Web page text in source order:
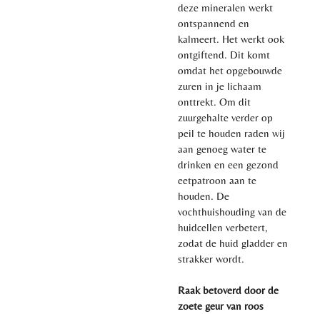
deze mineralen werkt
ontspannend en
kalmeert. Het werkt ook
ontgiftend. Dit komt
omdat het opgebouwde
zuren in je lichaam
onttrekt. Om dit
zuurgehalte verder op
peil te houden raden wij
aan genoeg water te
drinken en een gezond
eetpatroon aan te
houden. De
vochthuishouding van de
huidcellen verbetert,
zodat de huid gladder en
strakker wordt.
Raak betoverd door de
zoete geur van roos